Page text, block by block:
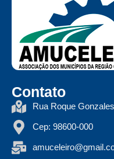
Contato
Rua Roque
Cep: 98600-000